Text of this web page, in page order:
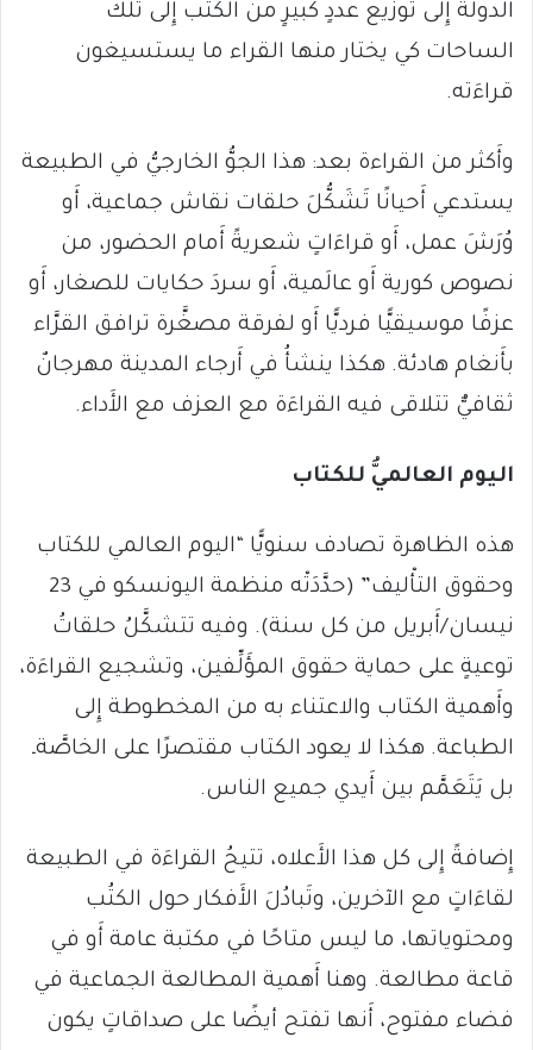
الدولة إِلى توزيع عددٍ كبيرٍ من الكتُب إِلى تلك
الساحات كي يختار منها القراء ما يستسيغون
قراءَته.
وأَكثر من القراءة بعد: هذا الجوُّ الخارجيُّ في الطبيعة
يستدعي أَحيانًا تَشَكُّلَ حلقات نقاش جماعية، أَو
وُرَشَ عمل، أَو قراءَاتٍ شعريةً أَمام الحضور، من
نصوص كورية أَو عالَمية، أَو سردَ حكايات للصغار، أَو
عزفًا موسيقيًّا فرديًّا أَو لفرقة مصغَّرة ترافق القرَّاء
بأَنغام هادئة. هكذا ينشأُ في أَرجاء المدينة مهرجانٌ
ثقافيٌّ تتلاقى فيه القراءَة مع العزف مع الأَداء.
اليوم العالميُّ للكتاب
هذه الظاهرة تصادف سنويًّا “اليوم العالمي للكتاب
وحقوق التأْليف” (حدَّدَتْه منظمة اليونسكو في 23
نيسان/أَبريل من كل سنة). وفيه تتشكَّلُ حلقاتُ
توعيةٍ على حماية حقوق المؤَلِّفين، وتشجيع القراءَة،
وأَهمية الكتاب والاعتناء به من المخطوطة إِلى
الطباعة. هكذا لا يعود الكتاب مقتصرًا على الخاصَّةـ
بل يَتَعَمَّم بين أَيدي جميع الناس.
إِضافةً إِلى كل هذا الأَعلاه، تتيحُ القراءَة في الطبيعة
لقاءَاتٍ مع الآخرين، وتَبادُلَ الأَفكار حول الكتُب
ومحتوياتها، ما ليس متاحًا في مكتبة عامة أَو في
قاعة مطالعة. وهنا أَهمية المطالعة الجماعية في
فضاء مفتوح، أَنها تفتح أيضًا على صداقاتٍ يكون